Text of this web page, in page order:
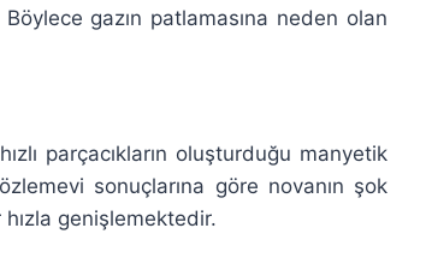
gazın patlamasına neden olan
parçacıkların oluşturduğu manyetik
sonuçlarına göre novanın şok
hızla genişlemektedir.